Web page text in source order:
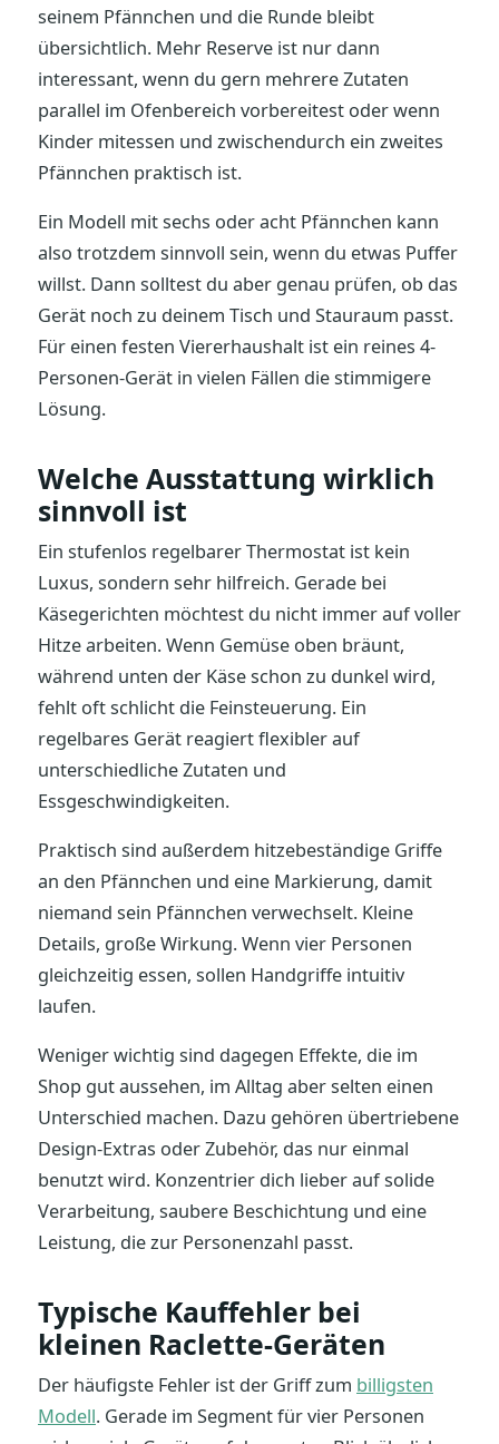
seinem Pfännchen und die Runde bleibt
übersichtlich. Mehr Reserve ist nur dann
interessant, wenn du gern mehrere Zutaten
parallel im Ofenbereich vorbereitest oder wenn
Kinder mitessen und zwischendurch ein zweites
Pfännchen praktisch ist.
Ein Modell mit sechs oder acht Pfännchen kann
also trotzdem sinnvoll sein, wenn du etwas Puffer
willst. Dann solltest du aber genau prüfen, ob das
Gerät noch zu deinem Tisch und Stauraum passt.
Für einen festen Viererhaushalt ist ein reines 4-
Personen-Gerät in vielen Fällen die stimmigere
Lösung.
Welche Ausstattung wirklich
sinnvoll ist
Ein stufenlos regelbarer Thermostat ist kein
Luxus, sondern sehr hilfreich. Gerade bei
Käsegerichten möchtest du nicht immer auf voller
Hitze arbeiten. Wenn Gemüse oben bräunt,
während unten der Käse schon zu dunkel wird,
fehlt oft schlicht die Feinsteuerung. Ein
regelbares Gerät reagiert flexibler auf
unterschiedliche Zutaten und
Essgeschwindigkeiten.
Praktisch sind außerdem hitzebeständige Griffe
an den Pfännchen und eine Markierung, damit
niemand sein Pfännchen verwechselt. Kleine
Details, große Wirkung. Wenn vier Personen
gleichzeitig essen, sollen Handgriffe intuitiv
laufen.
Weniger wichtig sind dagegen Effekte, die im
Shop gut aussehen, im Alltag aber selten einen
Unterschied machen. Dazu gehören übertriebene
Design-Extras oder Zubehör, das nur einmal
benutzt wird. Konzentrier dich lieber auf solide
Verarbeitung, saubere Beschichtung und eine
Leistung, die zur Personenzahl passt.
Typische Kauffehler bei
kleinen Raclette-Geräten
Der häufigste Fehler ist der Griff zum billigsten
Modell. Gerade im Segment für vier Personen